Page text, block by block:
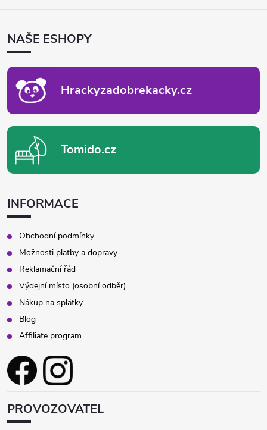
ANAŠE ESHOPY
Hrackyzadobrekacky.cz
Tomido.cz
INFORMACE
Obchodní podmínky
Možnosti platby a dopravy
Reklamační řád
Výdejní místo (osobní odběr)
Nákup na splátky
Blog
Affiliate program
PROVOZOVATEL